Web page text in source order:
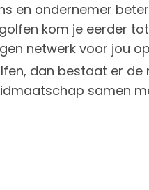
en ondernemer
kom je eerder
netwerk voor jou
dan bestaat er de
samen